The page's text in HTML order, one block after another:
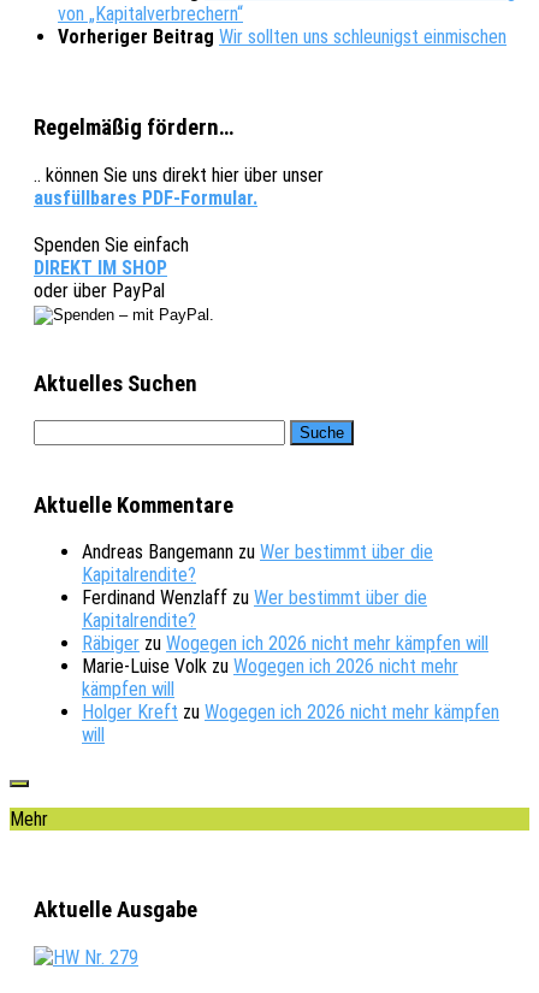
von „Kapitalverbrechern“
Vorheriger Beitrag Wir sollten uns schleunigst einmischen
Regelmäßig fördern…
.. können Sie uns direkt hier über unser
ausfüllbares PDF-Formular.
Spenden Sie einfach
DIREKT IM SHOP
oder über PayPal
Aktuelles Suchen
Aktuelle Kommentare
Andreas Bangemann zu Wer bestimmt über die
Kapitalrendite?
Ferdinand Wenzlaff zu Wer bestimmt über die
Kapitalrendite?
Räbiger zu Wogegen ich 2026 nicht mehr kämpfen will
Marie-Luise Volk zu Wogegen ich 2026 nicht mehr
kämpfen will
Holger Kreft zu Wogegen ich 2026 nicht mehr kämpfen
will
Mehr
Aktuelle Ausgabe